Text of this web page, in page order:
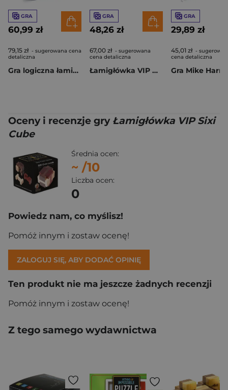
GRA
60,99 zł
79,15 zł - sugerowana cena
detaliczna
Gra logiczna łamigłówka Kosmos Scratch
GRA
48,26 zł
67,00 zł - sugerowana
cena detaliczna
Łamigłówka VIP Nest-Pin
GRA
29,89 zł
45,01 zł -
cena detaliczna
Oceny i recenzje gry Łamigłówka VIP Sixi
Cube
Średnia ocen:
~ /10
Liczba ocen:
0
Powiedz nam, co myślisz!
Pomóż innym i zostaw ocenę!
ZALOGUJ SIĘ, ABY DODAĆ OPINIĘ
Ten produkt nie ma jeszcze żadnych recenzji
Pomóż innym i zostaw ocenę!
Z tego samego wydawnictwa